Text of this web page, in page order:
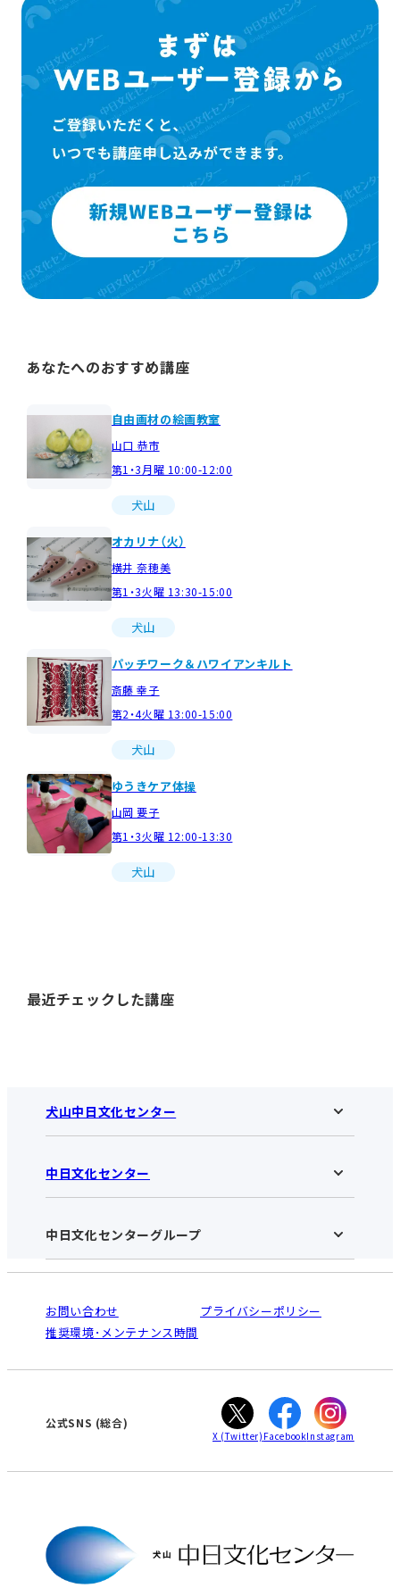
あなたへのおすすめ講座
自由画材の絵画教室
山口 恭市
第1・3月曜 10:00-12:00
犬山
オカリナ（火）
横井 奈穂美
第1・3火曜 13:30-15:00
犬山
パッチワーク＆ハワイアンキルト
斎藤 幸子
第2・4火曜 13:00-15:00
犬山
ゆうきケア体操
山岡 要子
第1・3火曜 12:00-13:30
犬山
最近チェックした講座
犬山中日文化センター
犬山中日文化センターHOME
お知らせ
アクセス･営業時間
お申し込みの流れ
入会と受講のご案内
中日文化センター
中日文化センターHOME
中日文化センターとは
受講規約・会員特典
ご利用ガイド
オンライン講座受講の手順
WEBサイトのよくある質問
中日文化センターグループ
南大高
犬山
高蔵寺
大垣
津
お問い合わせ
プライバシーポリシー
推奨環境･メンテナンス時間
公式SNS (総合)
X (Twitter) FacebookInstagram